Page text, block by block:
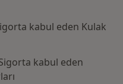
kabul eden Kulak
kabul eden